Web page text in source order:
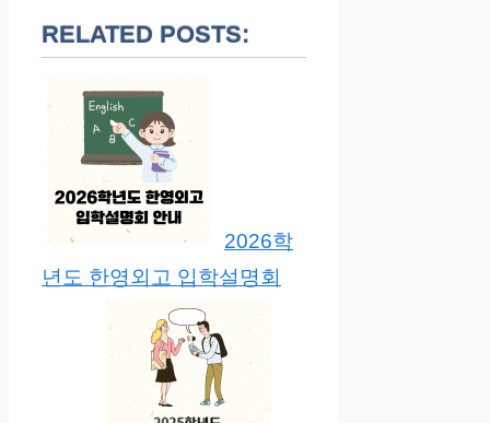
RELATED POSTS:
2026학
년도 한영외고 입학설명회